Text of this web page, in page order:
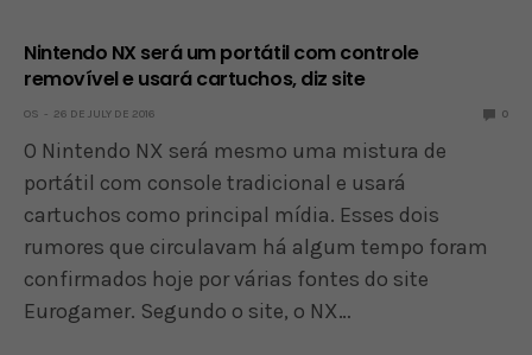
Nintendo NX será um portátil com controle
removível e usará cartuchos, diz site
OS 26 DE JULY DE 2016 0
O Nintendo NX será mesmo uma mistura de
portátil com console tradicional e usará
cartuchos como principal mídia. Esses dois
rumores que circulavam há algum tempo foram
confirmados hoje por várias fontes do site
Eurogamer. Segundo o site, o NX…